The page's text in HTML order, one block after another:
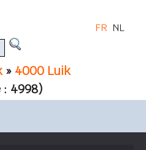
» 4000 Luik
: 4998)
FR NL